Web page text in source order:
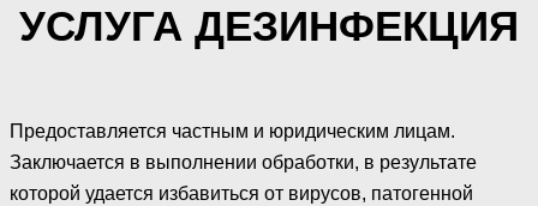
УСЛУГА ДЕЗИНФЕКЦИЯ
Предоставляется частным и юридическим лицам.
Заключается в выполнении обработки, в результате
которой удается избавиться от вирусов, патогенной